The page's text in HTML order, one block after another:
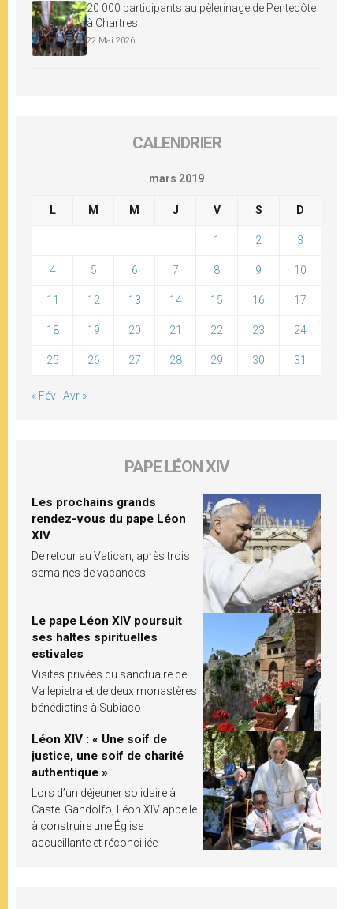
20 000 participants au pèlerinage de Pentecôte
à Chartres
22 Mai 2026
CALENDRIER
mars 2019
L M M J V S D
1 2 3
4 5 6 7 8 9 10
11 12 13 14 15 16 17
18 19 20 21 22 23 24
25 26 27 28 29 30 31
« Fév Avr »
PAPE LÉON XIV
Les prochains grands
rendez-vous du pape Léon
XIV
De retour au Vatican, après trois
semaines de vacances
Le pape Léon XIV poursuit
ses haltes spirituelles
estivales
Visites privées du sanctuaire de
Vallepietra et de deux monastères
bénédictins à Subiaco
Léon XIV : « Une soif de
justice, une soif de charité
authentique »
Lors d’un déjeuner solidaire à
Castel Gandolfo, Léon XIV appelle
à construire une Église
accueillante et réconciliée